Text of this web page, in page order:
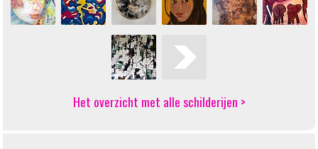
Het overzicht met alle schilderijen >